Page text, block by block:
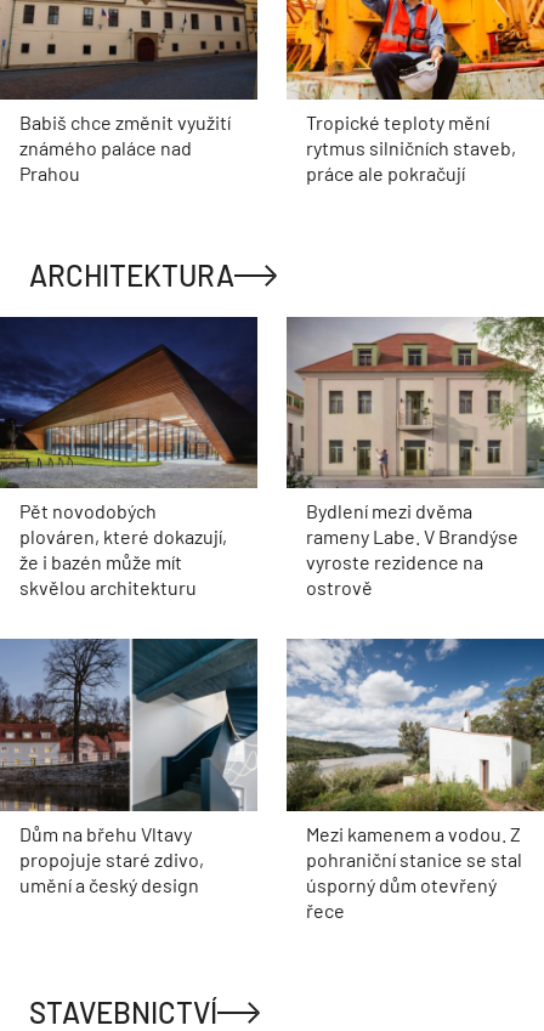
Babiš chce změnit využití
známého paláce nad
Prahou
Tropické teploty mění
rytmus silničních staveb,
práce ale pokračují
ARCHITEKTURA
Pět novodobých
plováren, které dokazují,
že i bazén může mít
skvělou architekturu
Bydlení mezi dvěma
rameny Labe. V Brandýse
vyroste rezidence na
ostrově
Dům na břehu Vltavy
propojuje staré zdivo,
umění a český design
Mezi kamenem a vodou. Z
pohraniční stanice se stal
úsporný dům otevřený
řece
STAVEBNICTVÍ